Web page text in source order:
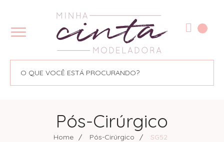
Pós-Cirúrgico
Home Pós-Cirúrgico SG52